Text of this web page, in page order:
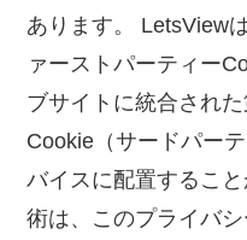
あります。 LetsView
ァーストパーティー
ブサイトに統合され
Cookie（サードパー
バイスに配置するこ
術は、このプライバ